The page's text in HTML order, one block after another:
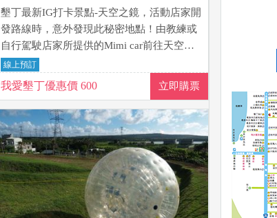
墾丁最新IG打卡景點-天空之鏡，活動店家開
發路線時，意外發現此秘密地點！由教練或
自行駕駛店家所提供的Mimi car前往天空之
鏡拍照後，可再騎沙灘車在叢林裡穿梭。一
望無際的湛藍天空與遠方綿延不絕的小山丘
交織，就像大自然界中的無邊際泳池一般，
而且現場另有一些精心設計的裝置藝術，讓
照片呈現更具張力。來墾丁一趟不再只是走
馬看花，與同行的人一起拍下美麗的回憶
吧！
線上預訂
我愛墾丁優惠價 600 立即購票